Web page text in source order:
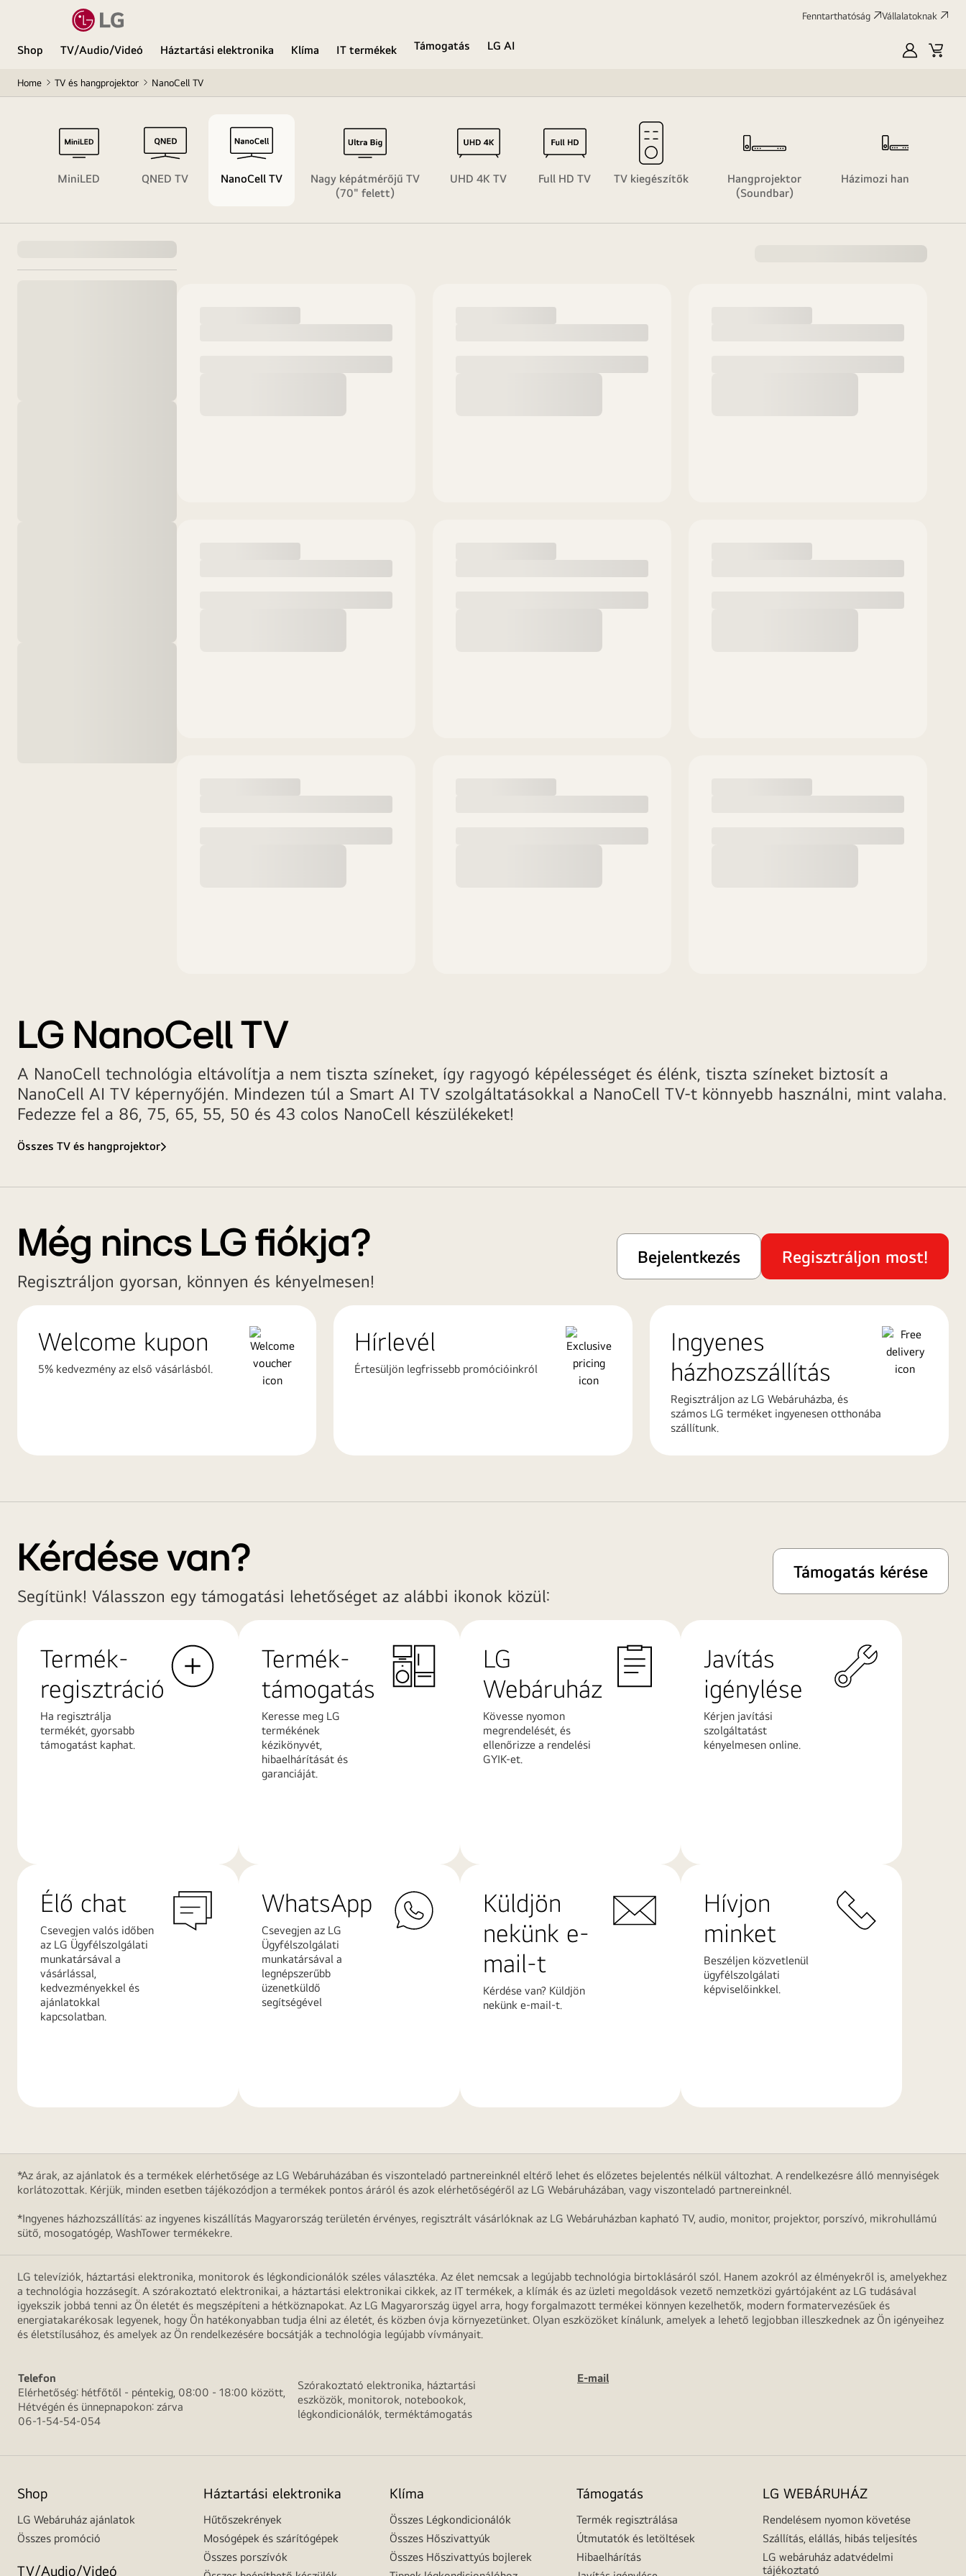
Fenntarthatóság Vállalatoknak
Shop TV/Audio/Videó Háztartási elektronika Klíma IT termékek Támogatás
LG AI
SajátKosár
Home TV és hangprojektor NanoCell TV
MiniLED QNED TV NanoCell TV
Nagy képátmérőjű TV
(70" felett)
UHD 4K TV Full HD TV TV kiegészítők
Hangprojektor
(Soundbar)
Házimozi hangprojektor
LG NanoCell TV
A NanoCell technológia eltávolítja a nem tiszta színeket, így ragyogó képélességet és élénk, tiszta színeket biztosít a
NanoCell AI TV képernyőjén. Mindezen túl a Smart AI TV szolgáltatásokkal a NanoCell TV-t könnyebb használni, mint valaha.
Fedezze fel a 86, 75, 65, 55, 50 és 43 colos NanoCell készülékeket!
Összes TV és hangprojektor
Még nincs LG fiókja?
Regisztráljon gyorsan, könnyen és kényelmesen!
Bejelentkezés Regisztráljon most!
Welcome kupon
5% kedvezmény az első vásárlásból.
Hírlevél
Értesüljön legfrissebb promócióinkról
Ingyenes
házhozszállítás
Regisztráljon az LG Webáruházba, és
számos LG terméket ingyenesen otthonába
szállítunk.
Kérdése van?
Segítünk! Válasszon egy támogatási lehetőséget az alábbi ikonok közül:
Támogatás kérése
Termék-
regisztráció
Ha regisztrálja
termékét, gyorsabb
támogatást kaphat.
Termék-
támogatás
Keresse meg LG
termékének
kézikönyvét,
hibaelhárítását és
garanciáját.
LG
Webáruház
Kövesse nyomon
megrendelését, és
ellenőrizze a rendelési
GYIK-et.
Javítás
igénylése
Kérjen javítási
szolgáltatást
kényelmesen online.
Élő chat
Csevegjen valós időben
az LG Ügyfélszolgálati
munkatársával a
vásárlással,
kedvezményekkel és
ajánlatokkal
kapcsolatban.
WhatsApp
Csevegjen az LG
Ügyfélszolgálati
munkatársával a
legnépszerűbb
üzenetküldő
segítségével
Küldjön
nekünk e-
mail-t
Kérdése van? Küldjön
nekünk e-mail-t.
Hívjon
minket
Beszéljen közvetlenül
ügyfélszolgálati
képviselőinkkel.
*Az árak, az ajánlatok és a termékek elérhetősége az LG Webáruházában és viszonteladó partnereinknél eltérő lehet és előzetes bejelentés nélkül változhat. A rendelkezésre álló mennyiségek
korlátozottak. Kérjük, minden esetben tájékozódjon a termékek pontos áráról és azok elérhetőségéről az LG Webáruházában, vagy viszonteladó partnereinknél.
*Ingyenes házhozszállítás: az ingyenes kiszállítás Magyarország területén érvényes, regisztrált vásárlóknak az LG Webáruházban kapható TV, audio, monitor, projektor, porszívó, mikrohullámú
sütő, mosogatógép, WashTower termékekre.
LG televíziók, háztartási elektronika, monitorok és légkondicionálók széles választéka. Az élet nemcsak a legújabb technológia birtoklásáról szól. Hanem azokról az élményekről is, amelyekhez
a technológia hozzásegít. A szórakoztató elektronikai, a háztartási elektronikai cikkek, az IT termékek, a klímák és az üzleti megoldások vezető nemzetközi gyártójaként az LG tudásával
igyekszik jobbá tenni az Ön életét és megszépíteni a hétköznapokat. Az LG Magyarország ügyel arra, hogy forgalmazott termékei könnyen kezelhetők, modern formatervezésűek és
energiatakarékosak legyenek, hogy Ön hatékonyabban tudja élni az életét, és közben óvja környezetünket. Olyan eszközöket kínálunk, amelyek a lehető legjobban illeszkednek az Ön igényeihez
és életstílusához, és amelyek az Ön rendelkezésére bocsátják a technológia legújabb vívmányait.
Telefon
Elérhetőség: hétfőtől - péntekig, 08:00 - 18:00 között,
Hétvégén és ünnepnapokon: zárva
06-1-54-54-054
Szórakoztató elektronika, háztartási
eszközök, monitorok, notebookok,
légkondicionálók, terméktámogatás
E-mail
Shop
LG Webáruház ajánlatok
Összes promóció
TV/Audio/Videó
Háztartási elektronika
Hűtőszekrények
Mosógépek és szárítógépek
Összes porszívók
Klíma
Összes Légkondicionálók
Összes Hőszivattyúk
Összes Hőszivattyús bojlerek
Támogatás
Termék regisztrálása
Útmutatók és letöltések
Hibaelhárítás
LG WEBÁRUHÁZ
Rendelésem nyomon követése
Szállítás, elállás, hibás teljesítés
LG webáruház adatvédelmi
tájékoztató